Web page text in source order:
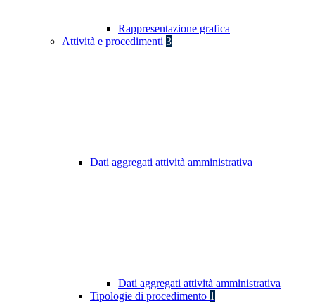
Rappresentazione grafica
Attività e procedimenti 3
Dati aggregati attività amministrativa
Dati aggregati attività amministrativa
Tipologie di procedimento 1